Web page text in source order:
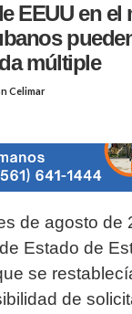
EEUU en el
múltiple
Celimar
de agosto de
Estado de
se
de